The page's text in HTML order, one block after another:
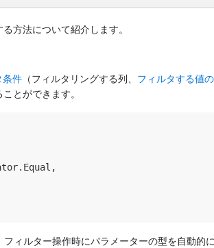
方法について紹介します。
条件 （フィルタリングする列、 フィルタする値
とができます。
ィルター操作時にパラメーターの型を自動的